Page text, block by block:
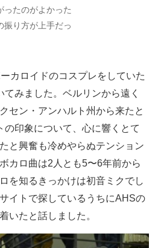
ったのがよかった
振り方が上手だっ
カロイドのコスプレをしていた
みました。ベルリンから遠く
セン・アンハルト州から来たと
の印象について、心に響くとて
と興奮も冷めやらぬテンション
カロ曲は2人とも5〜6年前から
を知るきっかけは初音ミクでし
イトで探しているうちにAHSの
いたと話しました。